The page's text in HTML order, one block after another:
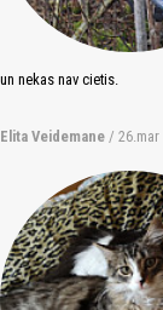
un nekas nav cietis.
Elita Veidemane / 26.mar